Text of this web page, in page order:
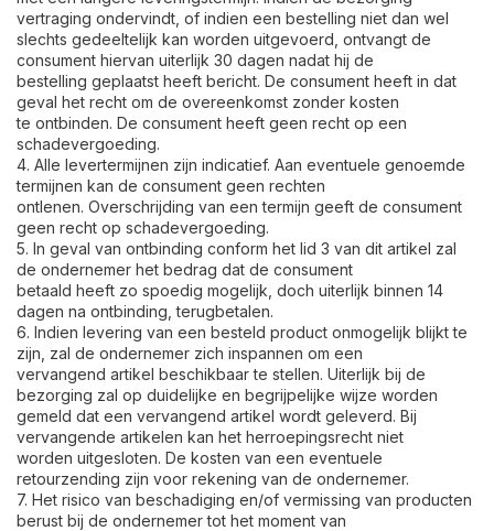
vertraging ondervindt, of indien een bestelling niet dan wel
slechts gedeeltelijk kan worden uitgevoerd, ontvangt de
consument hiervan uiterlijk 30 dagen nadat hij de
bestelling geplaatst heeft bericht. De consument heeft in dat
geval het recht om de overeenkomst zonder kosten
te ontbinden. De consument heeft geen recht op een
schadevergoeding.
4. Alle levertermijnen zijn indicatief. Aan eventuele genoemde
termijnen kan de consument geen rechten
ontlenen. Overschrijding van een termijn geeft de consument
geen recht op schadevergoeding.
5. In geval van ontbinding conform het lid 3 van dit artikel zal
de ondernemer het bedrag dat de consument
betaald heeft zo spoedig mogelijk, doch uiterlijk binnen 14
dagen na ontbinding, terugbetalen.
6. Indien levering van een besteld product onmogelijk blijkt te
zijn, zal de ondernemer zich inspannen om een
vervangend artikel beschikbaar te stellen. Uiterlijk bij de
bezorging zal op duidelijke en begrijpelijke wijze worden
gemeld dat een vervangend artikel wordt geleverd. Bij
vervangende artikelen kan het herroepingsrecht niet
worden uitgesloten. De kosten van een eventuele
retourzending zijn voor rekening van de ondernemer.
7. Het risico van beschadiging en/of vermissing van producten
berust bij de ondernemer tot het moment van